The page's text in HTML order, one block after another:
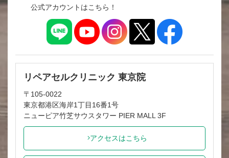
公式アカウントはこちら！
リペアセルクリニック 東京院
〒105-0022
東京都港区海岸1丁目16番1号
ニューピア竹芝サウスタワー PIER MALL 3F
アクセスはこちら